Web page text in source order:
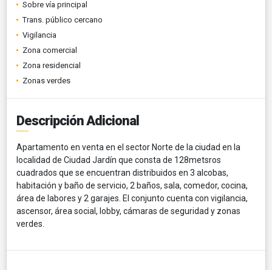
Sobre vía principal
Trans. público cercano
Vigilancia
Zona comercial
Zona residencial
Zonas verdes
Descripción Adicional
Apartamento en venta en el sector Norte de la ciudad en la
localidad de Ciudad Jardín que consta de 128metsros
cuadrados que se encuentran distribuidos en 3 alcobas,
habitación y baño de servicio, 2 baños, sala, comedor, cocina,
área de labores y 2 garajes. El conjunto cuenta con vigilancia,
ascensor, área social, lobby, cámaras de seguridad y zonas
verdes.